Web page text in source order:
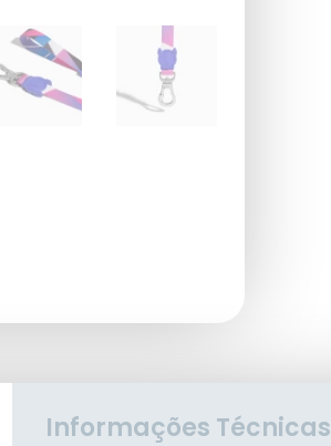
Informações Técnicas